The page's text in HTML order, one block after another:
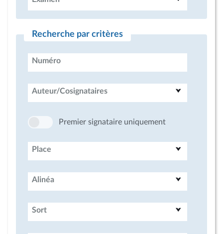
Recherche par critères
Numéro
Auteur/Cosignataires
Premier signataire uniquement
Place
Alinéa
Sort